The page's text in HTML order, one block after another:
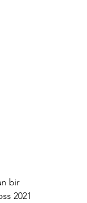
bir
2021